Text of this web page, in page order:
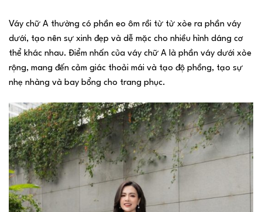
Váy chữ A thường có phần eo ôm rồi từ từ xòe ra phần váy
dưới, tạo nên sự xinh đẹp và dễ mặc cho nhiều hình dáng cơ
thể khác nhau. Điểm nhấn của váy chữ A là phần váy dưới xòe
rộng, mang đến cảm giác thoải mái và tạo độ phồng, tạo sự
nhẹ nhàng và bay bổng cho trang phục.